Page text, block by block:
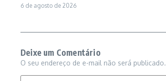
6 de agosto de 2026
Deixe um Comentário
O seu endereço de e-mail não será publicado.